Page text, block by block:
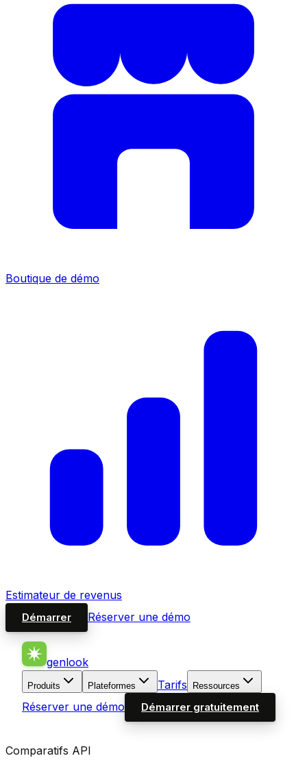
Boutique de démo
Estimateur de revenus
Démarrer Réserver une démo
genlook
Produits Plateformes Tarifs Ressources
Réserver une démo Démarrer gratuitement
Comparatifs API